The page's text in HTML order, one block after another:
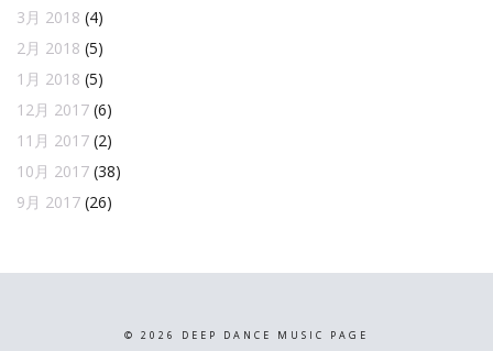
3月 2018 (4)
2月 2018 (5)
1月 2018 (5)
12月 2017 (6)
11月 2017 (2)
10月 2017 (38)
9月 2017 (26)
© 2026 DEEP DANCE MUSIC PAGE